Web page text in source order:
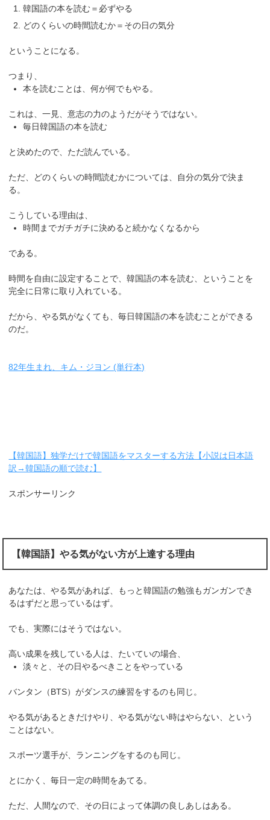
韓国語の本を読む＝必ずやる
どのくらいの時間読むか＝その日の気分
ということになる。
つまり、
本を読むことは、何が何でもやる。
これは、一見、意志の力のようだがそうではない。
毎日韓国語の本を読む
と決めたので、ただ読んでいる。
ただ、どのくらいの時間読むかについては、自分の気分で決ま
る。
こうしている理由は、
時間までガチガチに決めると続かなくなるから
である。
時間を自由に設定することで、韓国語の本を読む、ということを
完全に日常に取り入れている。
だから、やる気がなくても、毎日韓国語の本を読むことができる
のだ。
82年生まれ、キム・ジヨン (単行本)
【韓国語】独学だけで韓国語をマスターする方法【小説は日本語
訳→韓国語の順で読む】
スポンサーリンク
【韓国語】やる気がない方が上達する理由
あなたは、やる気があれば、もっと韓国語の勉強もガンガンでき
るはずだと思っているはず。
でも、実際にはそうではない。
高い成果を残している人は、たいていの場合、
淡々と、その日やるべきことをやっている
バンタン（BTS）がダンスの練習をするのも同じ。
やる気があるときだけやり、やる気がない時はやらない、という
ことはない。
スポーツ選手が、ランニングをするのも同じ。
とにかく、毎日一定の時間をあてる。
ただ、人間なので、その日によって体調の良しあしはある。